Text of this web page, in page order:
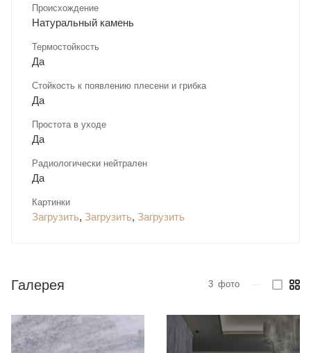
Происхождение
Натуральный камень
Термостойкость
Да
Стойкость к появлению плесени и грибка
Да
Простота в уходе
Да
Радиологически нейтрален
Да
Картинки
Загрузить, Загрузить, Загрузить
Галерея 3 фото